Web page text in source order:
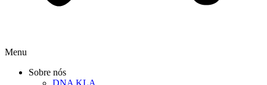
Menu
Sobre nós
DNA KLA